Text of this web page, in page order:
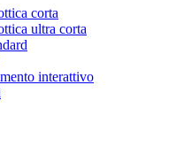
corta
ultra corta
interattivo